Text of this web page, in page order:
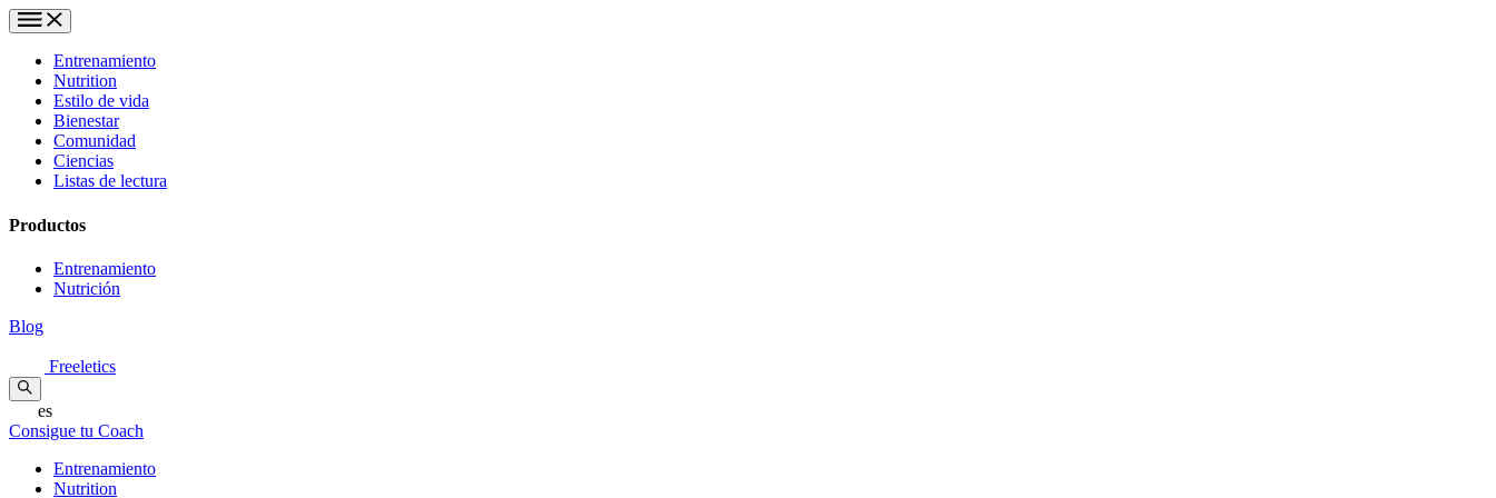
Entrenamiento
Nutrition
Estilo de vida
Bienestar
Comunidad
Ciencias
Listas de lectura
Productos
Entrenamiento
Nutrición
Blog
Freeletics
es
Consigue tu Coach
Entrenamiento
Nutrition